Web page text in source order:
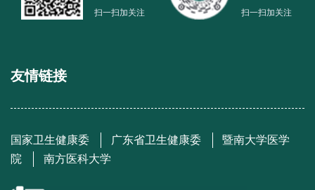
扫一扫加关注 扫一扫加关注
友情链接
国家卫生健康委 广东省卫生健康委
暨南大学医学
院
南方医科大学